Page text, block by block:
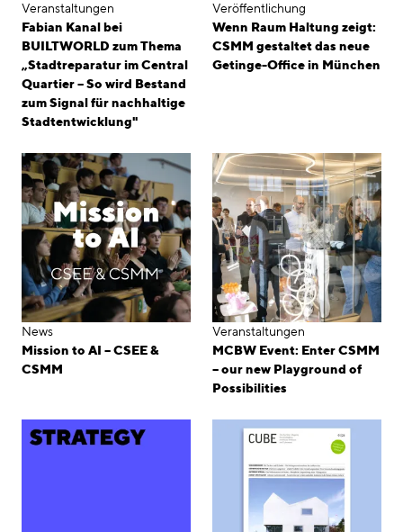
Veranstaltungen
Fabian Kanal bei
BUILTWORLD zum Thema
„Stadtreparatur im Central
Quartier – So wird Bestand
zum Signal für nachhaltige
Stadtentwicklung"
Veröffentlichung
Wenn Raum Haltung zeigt:
CSMM gestaltet das neue
Getinge-Office in München
News
Mission to AI – CSEE &
CSMM
Veranstaltungen
MCBW Event: Enter CSMM
– our new Playground of
Possibilities